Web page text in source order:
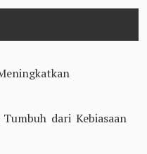
dari Kebiasaan